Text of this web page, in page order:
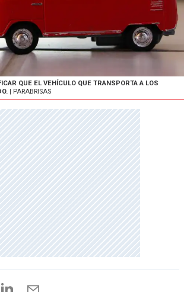
QUE EL VEHÍCULO QUE TRANSPORTA A LOS
| PARABRISAS